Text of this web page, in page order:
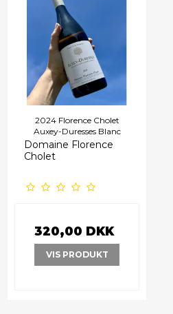
2024 Florence Cholet
Auxey-Duresses Blanc
Domaine Florence
Cholet
320,00 DKK
VIS PRODUKT